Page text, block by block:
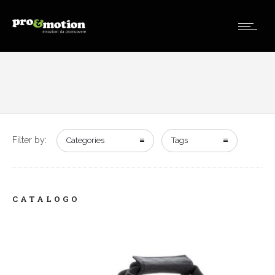
Filter by: Categories Tags
CATALOGO